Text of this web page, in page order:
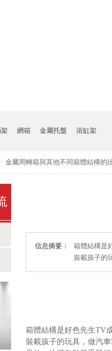
網箱 金屬托盤 浴缸架
金屬周轉箱與其他不同箱體結構的
信息摘要：
箱體結構是
裝載孩子的
箱體結構是好色先生TV成
裝載孩子的玩具，做